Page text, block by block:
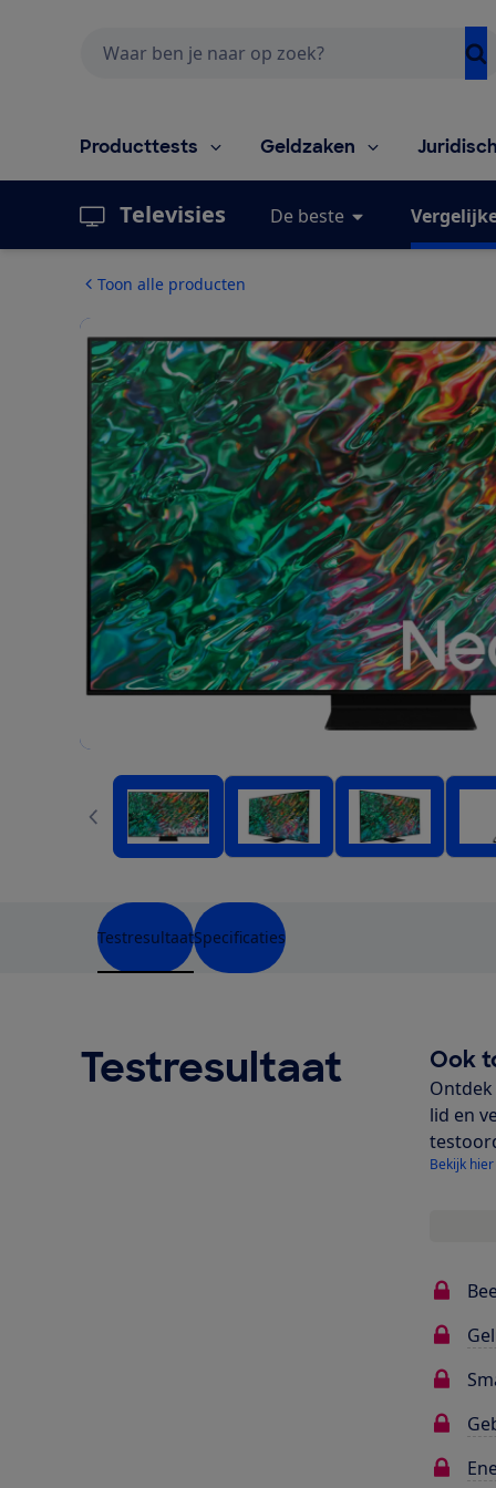
Producttests Geldzaken
Televisies De beste
Toon alle producten
TestresultaatSpecificaties
Testresultaat Ook
lid en
Bekijk